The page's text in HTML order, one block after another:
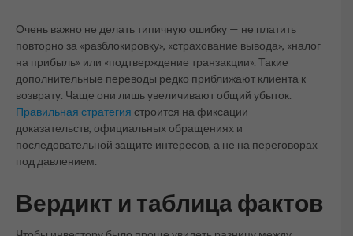
Очень важно не делать типичную ошибку — не платить
повторно за «разблокировку», «страхование вывода», «налог
на прибыль» или «подтверждение транзакции». Такие
дополнительные переводы редко приближают клиента к
возврату. Чаще они лишь увеличивают общий убыток.
Правильная стратегия строится на фиксации
доказательств, официальных обращениях и
последовательной защите интересов, а не на переговорах
под давлением.
Вердикт и таблица фактов